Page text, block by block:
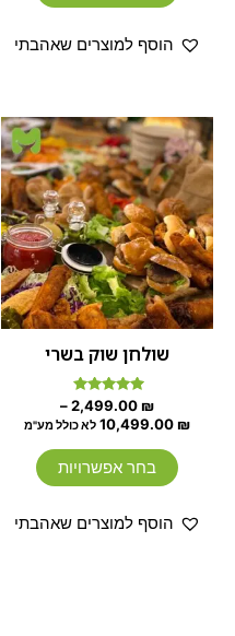
הוסף למוצרים שאהבתי
שולחן שוק בשרי
דורג
5.00
מתוך 5
2,499.00 ₪
–
10,499.00 ₪
טווח
מחירים:
עד
לא כולל מע"מ
בחר אפשרויות
למוצר
זה
יש
מספר
סוגים.
ניתן
לבחור
את
הוסף למוצרים שאהבתי